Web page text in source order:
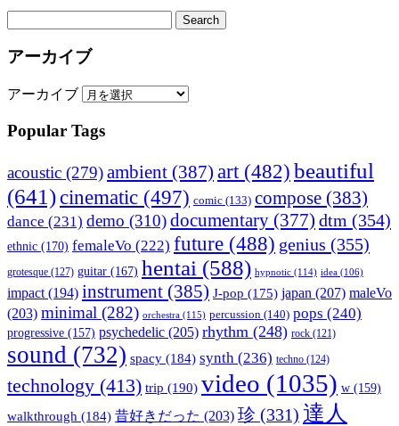
アーカイブ
アーカイブ
Popular Tags
acoustic (279)ambient (387) art (482) beautiful
(641)cinematic (497) comic (133) compose (383)
dance (231) demo (310)documentary (377) dtm (354)
ethnic (170) femaleVo (222) future (488) genius (355)
grotesque (127) guitar (167) hentai (588) hypnotic (114) idea (106)
impact (194) instrument (385) J-pop (175) japan (207) maleVo
(203) minimal (282) orchestra (115) percussion (140) pops (240)
progressive (157) psychedelic (205) rhythm (248) rock (121)
sound (732) spacy (184) synth (236) techno (124)
technology (413) trip (190) video (1035) w (159)
walkthrough (184) 昔好きだった (203) 珍 (331) 達人